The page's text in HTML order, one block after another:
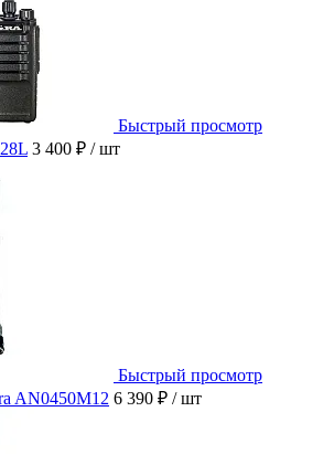
Быстрый просмотр
3 400 ₽ / шт
Быстрый просмотр
AN0450M12 6 390 ₽ / шт